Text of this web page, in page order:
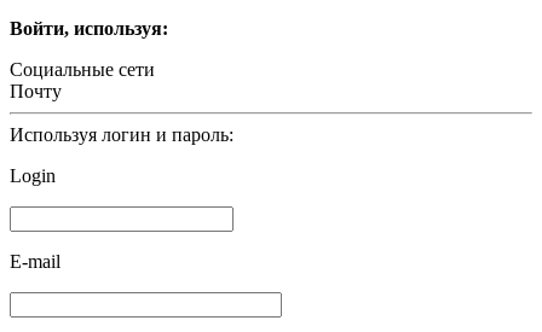
Войти, используя:
Социальные сети
Почту
Используя логин и пароль:
Login
E-mail